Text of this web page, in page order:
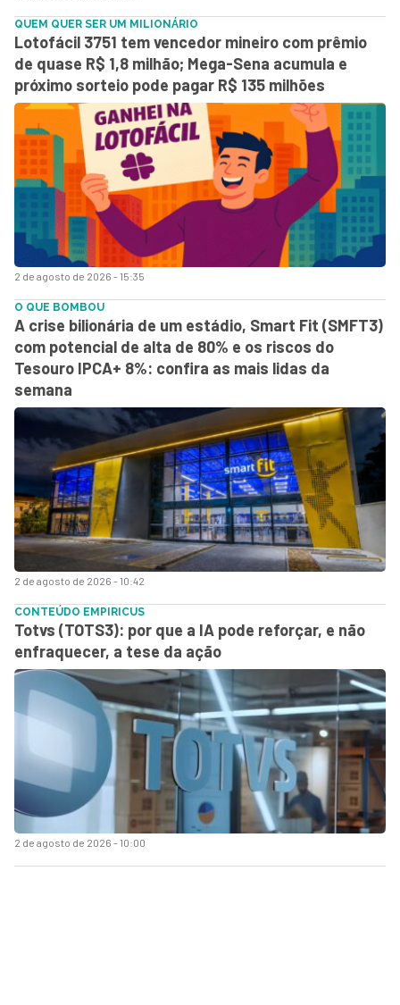
2 de agosto de 2026 - 15:35
QUEM QUER SER UM MILIONÁRIO
Lotofácil 3751 tem vencedor mineiro com prêmio
de quase R$ 1,8 milhão; Mega-Sena acumula e
próximo sorteio pode pagar R$ 135 milhões
2 de agosto de 2026 - 10:42
O QUE BOMBOU
A crise bilionária de um estádio, Smart Fit (SMFT3)
com potencial de alta de 80% e os riscos do
Tesouro IPCA+ 8%: confira as mais lidas da
semana
2 de agosto de 2026 - 10:00
CONTEÚDO EMPIRICUS
Totvs (TOTS3): por que a IA pode reforçar, e não
enfraquecer, a tese da ação